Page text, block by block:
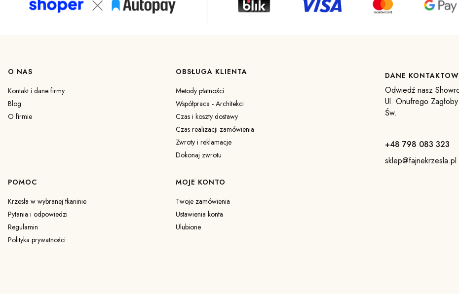
Linki w stopce
O NAS
Kontakt i dane firmy
Blog
O firmie
OBSŁUGA KLIENTA
Metody płatności
Współpraca - Architekci
Czas i koszty dostawy
Czas realizacji zamówienia
Zwroty i reklamacje
Dokonaj zwrotu
POMOC
Krzesła w wybranej tkaninie
Pytania i odpowiedzi
Regulamin
Polityka prywatności
MOJE KONTO
Twoje zamówienia
Ustawienia konta
Ulubione
DANE
Odwiedź nasz
Ul. Onufrego
Św.
+48 798 083 323
sklep@fajnekrzesla.pl